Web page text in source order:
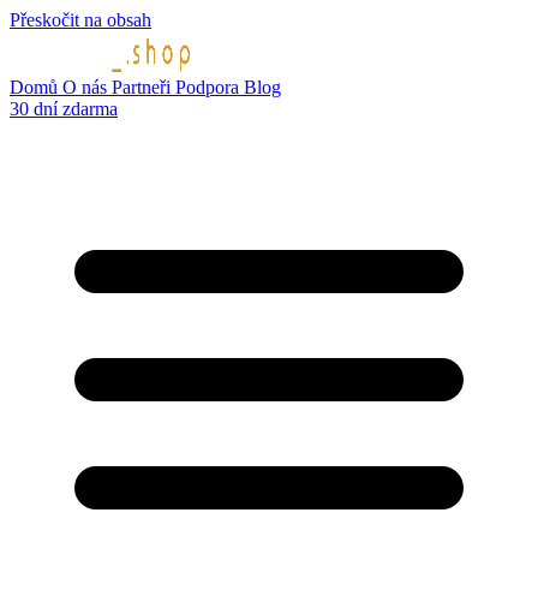
Přeskočit na obsah
Domů O nás Partneři Podpora Blog
30 dní zdarma